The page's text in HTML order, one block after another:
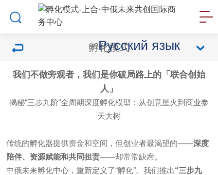
Русский язык
孵化模式
我们不做旁观者，我们是你破局路上的「联合创始
人」
揭秘“三步九阶”全周期深度孵化模型：从创意星火到商业参
天大树
传统的孵化器提供资金和空间，但创业者最渴望的——深度
陪伴、资源赋能和共同担责——却常常缺席。
中俄未来孵化中心，重新定义了“孵化”。我们推出“三步九